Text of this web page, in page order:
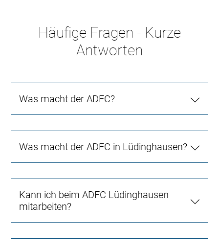
Häufige Fragen - Kurze
Antworten
Was macht der ADFC?
Was macht der ADFC in Lüdinghausen?
Kann ich beim ADFC Lüdinghausen
mitarbeiten?